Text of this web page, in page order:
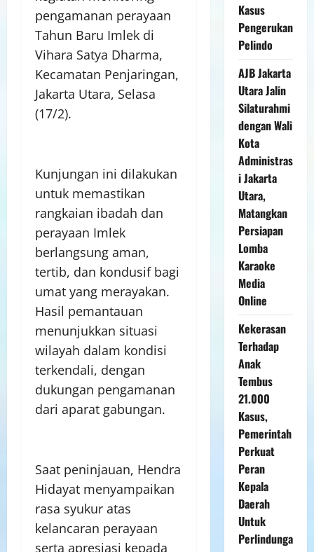
pengamanan perayaan
Tahun Baru Imlek di
Vihara Satya Dharma,
Kecamatan Penjaringan,
Jakarta Utara, Selasa
(17/2).
Kunjungan ini dilakukan
untuk memastikan
rangkaian ibadah dan
perayaan Imlek
berlangsung aman,
tertib, dan kondusif bagi
umat yang merayakan.
Hasil pemantauan
menunjukkan situasi
wilayah dalam kondisi
terkendali, dengan
dukungan pengamanan
dari aparat gabungan.
Saat peninjauan, Hendra
Hidayat menyampaikan
rasa syukur atas
kelancaran perayaan
serta apresiasi kepada
Kasus
Pengerukan
Pelindo
AJB Jakarta
Utara Jalin
Silaturahmi
dengan Wali
Kota
Administras
i Jakarta
Utara,
Matangkan
Persiapan
Lomba
Karaoke
Media
Online
Kekerasan
Terhadap
Anak
Tembus
21.000
Kasus,
Pemerintah
Perkuat
Peran
Kepala
Daerah
Untuk
Perlindunga